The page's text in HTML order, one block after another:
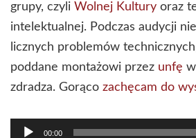
grupy, czyli Wolnej Kultury oraz
intelektualnej. Podczas audycji
licznych problemów
poddane montażowi przez unfę
zdradza. Gorąco zachęcam do
Odtwarzacz
00:00